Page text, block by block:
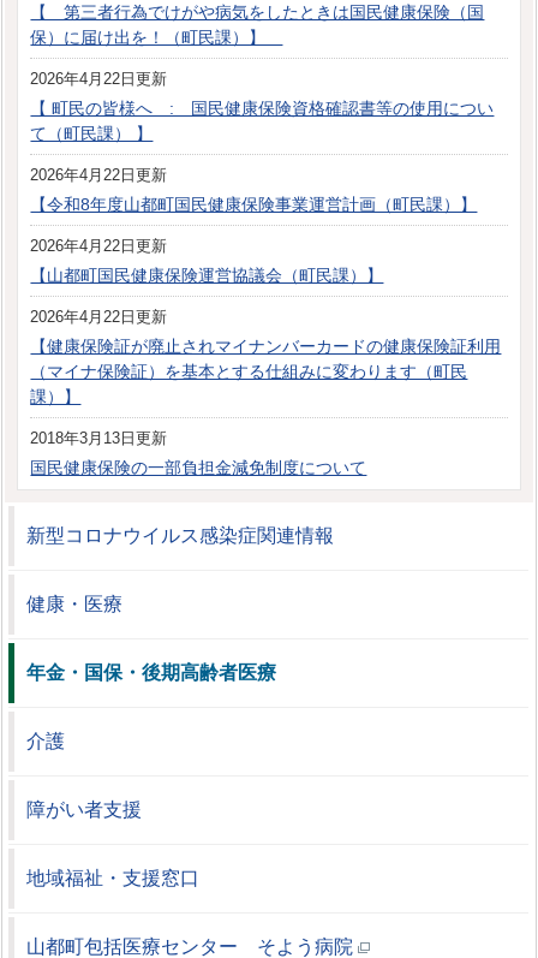
【 第三者行為でけがや病気をしたときは国民健康保険（国
保）に届け出を！（町民課）】
2026年4月22日更新
【 町民の皆様へ : 国民健康保険資格確認書等の使用につい
て（町民課） 】
2026年4月22日更新
【令和8年度山都町国民健康保険事業運営計画（町民課）】
2026年4月22日更新
【山都町国民健康保険運営協議会（町民課）】
2026年4月22日更新
【健康保険証が廃止されマイナンバーカードの健康保険証利用
（マイナ保険証）を基本とする仕組みに変わります（町民
課）】
2018年3月13日更新
国民健康保険の一部負担金減免制度について
新型コロナウイルス感染症関連情報
健康・医療
年金・国保・後期高齢者医療
介護
障がい者支援
地域福祉・支援窓口
山都町包括医療センター そよう病院